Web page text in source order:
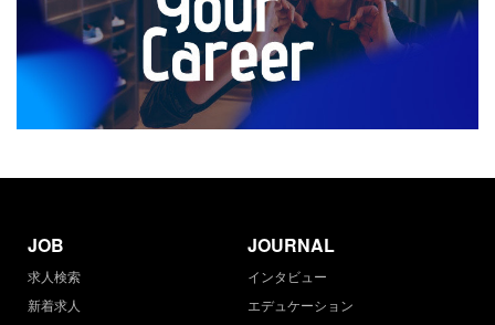
JOB
求人検索
新着求人
JOURNAL
インタビュー
エデュケーション